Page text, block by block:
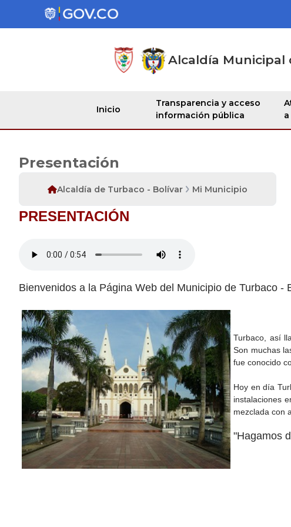
Alcaldía Municipal
Inicio
Transparencia y acceso
información pública
Presentación
Alcaldía de Turbaco - Bolívar Mi Municipio
PRESENTACIÓN
Bienvenidos a la Página Web del Municipio de Turbaco -
Turbaco, así
Son muchas
fue conocido
Hoy en día
instalaciones
mezclada con
"Hagamos